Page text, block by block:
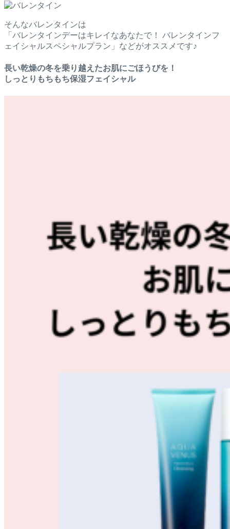
そんなバレンタインは
「バレンタインデーはキレイなあなたで！ バレンタインフ
ェイシャルスペシャルプラン」などがオススメです♪
長い乾燥の冬を乗り越えたお肌にごほうびを！
しっとりもちもち保湿フェイシャル